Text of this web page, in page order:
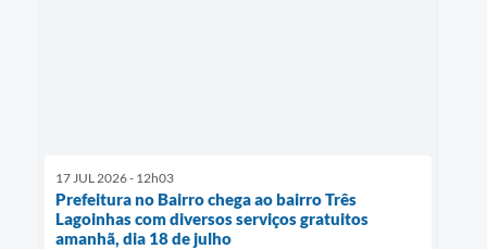
17 JUL 2026 - 12h03
Prefeitura no Bairro chega ao bairro Três
Lagoinhas com diversos serviços gratuitos
amanhã, dia 18 de julho